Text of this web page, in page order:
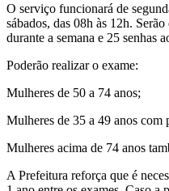
O serviço funcionará de
sábados, das 08h às 12h.
durante a semana e 25 senhas
Poderão realizar o exame:
Mulheres de 50 a 74 anos;
Mulheres de 35 a 49 anos com
Mulheres acima de 74 anos
A Prefeitura reforça que é